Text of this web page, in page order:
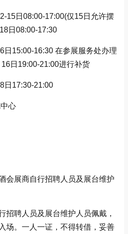
15日08:00-17:00(仅15日允许摆
日08:00-17:30
日15:00-16:30 在参展服务处办理
日19:00-21:00进行补货
日17:30-21:00
心
会展商自行招聘人员及展台维护
招聘人员及展台维护人员佩戴，
场。一人一证，不得转借，妥善